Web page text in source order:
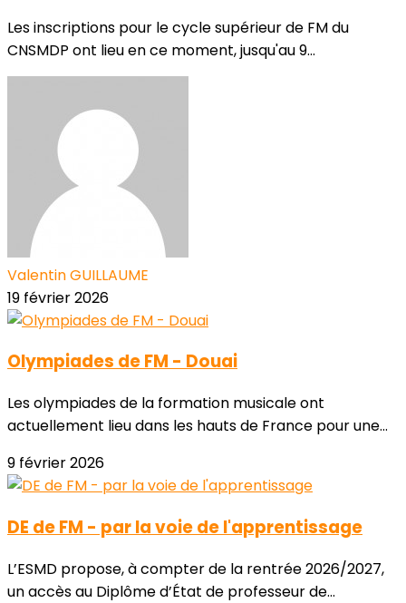
Les inscriptions pour le cycle supérieur de FM du
CNSMDP ont lieu en ce moment, jusqu'au 9...
Valentin GUILLAUME
19 février 2026
Olympiades de FM - Douai
Les olympiades de la formation musicale ont
actuellement lieu dans les hauts de France pour une...
9 février 2026
DE de FM - par la voie de l'apprentissage
L’ESMD propose, à compter de la rentrée 2026/2027,
un accès au Diplôme d’État de professeur de...